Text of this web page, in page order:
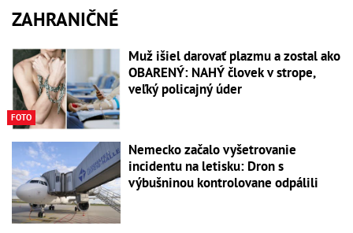
ZAHRANIČNÉ
FOTO
Muž išiel darovať plazmu a zostal ako
OBARENÝ: NAHÝ človek v strope,
veľký policajný úder
Nemecko začalo vyšetrovanie
incidentu na letisku: Dron s
výbušninou kontrolovane odpálili